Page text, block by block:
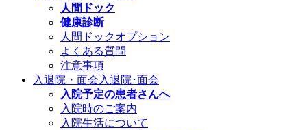
人間ドック
健康診断
人間ドックオプション
よくある質問
注意事項
入退院・面会 入退院･面会
入院予定の患者さんへ
入院時のご案内
入院生活について